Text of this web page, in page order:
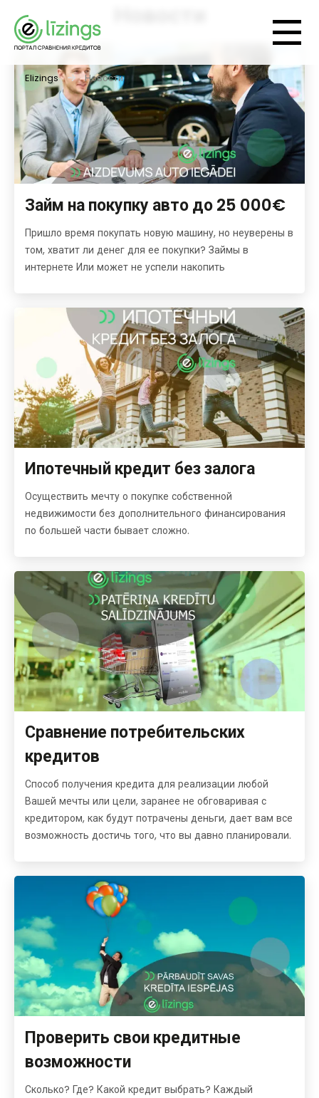
Elizings Новости
Займ на покупку авто до 25 000€
Пришло время покупать новую машину, но неуверены в
том, хватит ли денег для ее покупки? Займы в
интернете Или может не успели накопить
Ипотечный кредит без залога
Осуществить мечту о покупке собственной
недвижимости без дополнительного финансирования
по большей части бывает сложно.
Сравнение потребительских
кредитов
Способ получения кредита для реализации любой
Вашей мечты или цели, заранее не обговаривая с
кредитором, как будут потрачены деньги, дает вам все
возможность достичь того, что вы давно планировали.
Проверить свои кредитные
возможности
Сколько? Где? Какой кредит выбрать? Каждый